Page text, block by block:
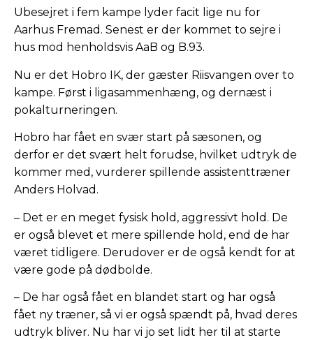
Ubesejret i fem kampe lyder facit lige nu for
Aarhus Fremad. Senest er der kommet to sejre i
hus mod henholdsvis AaB og B.93.
Nu er det Hobro IK, der gæster Riisvangen over to
kampe. Først i ligasammenhæng, og dernæst i
pokalturneringen.
Hobro har fået en svær start på sæsonen, og
derfor er det svært helt forudse, hvilket udtryk de
kommer med, vurderer spillende assistenttræner
Anders Holvad.
– Det er en meget fysisk hold, aggressivt hold. De
er også blevet et mere spillende hold, end de har
været tidligere. Derudover er de også kendt for at
være gode på dødbolde.
– De har også fået en blandet start og har også
fået ny træner, så vi er også spændt på, hvad deres
udtryk bliver. Nu har vi jo set lidt her til at starte